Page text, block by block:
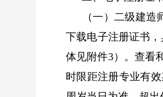
（一） 二级建造
下载电子注册证书
体 见附件3） 。查看
时限距注册专业有